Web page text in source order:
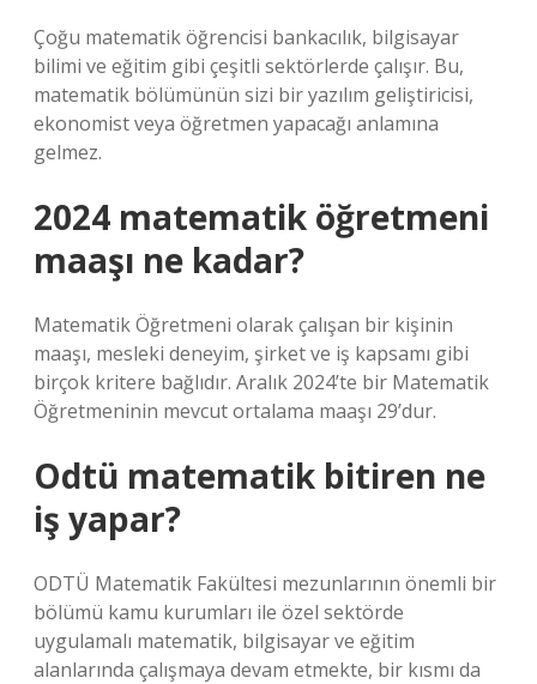
Çoğu matematik öğrencisi bankacılık, bilgisayar
bilimi ve eğitim gibi çeşitli sektörlerde çalışır. Bu,
matematik bölümünün sizi bir yazılım geliştiricisi,
ekonomist veya öğretmen yapacağı anlamına
gelmez.
2024 matematik öğretmeni
maaşı ne kadar?
Matematik Öğretmeni olarak çalışan bir kişinin
maaşı, mesleki deneyim, şirket ve iş kapsamı gibi
birçok kritere bağlıdır. Aralık 2024’te bir Matematik
Öğretmeninin mevcut ortalama maaşı 29’dur.
Odtü matematik bitiren ne
iş yapar?
ODTÜ Matematik Fakültesi mezunlarının önemli bir
bölümü kamu kurumları ile özel sektörde
uygulamalı matematik, bilgisayar ve eğitim
alanlarında çalışmaya devam etmekte, bir kısmı da